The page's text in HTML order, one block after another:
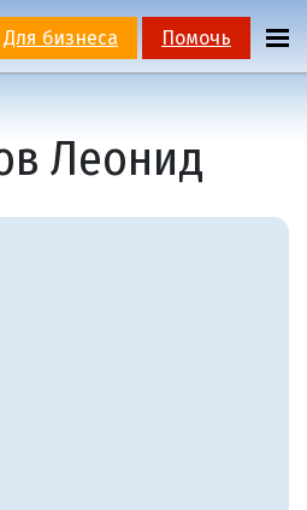
Для бизнеса Помочь
Леонид